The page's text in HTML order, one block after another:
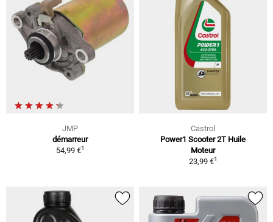
JMP
démarreur
54,99 €1
Castrol
Power1 Scooter 2T Huile
Moteur
23,99 €1